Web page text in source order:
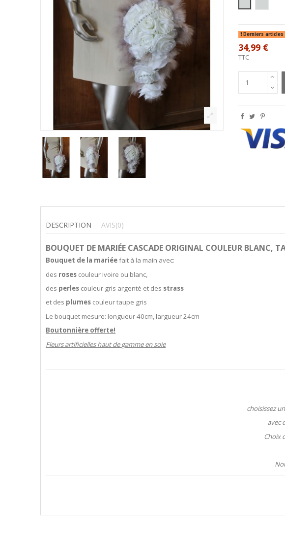
Derniers
34,99 €
TTC
DESCRIPTION AVIS(0)
BOUQUET DE MARIÉE CASCADE ORIGINAL COULEUR BLANC,
Bouquet de la mariéefait à la main avec:
des roses couleur ivoire ou blanc,
des perles couleur gris argenté et des strass
et des plumes couleur taupe gris
Le bouquet mesure: longueur 40cm, largueur 24cm
Boutonnière offerte!
Fleurs artificielles haut de gamme en soie
choisissez
avec
Choix